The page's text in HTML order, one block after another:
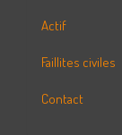
Actif
Faillites civiles
Contact